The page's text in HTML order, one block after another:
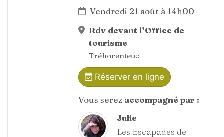
Vendredi 21 août à 14h00
Rdv devant l’Office de
tourisme
Tréhorenteuc
Réserver en ligne
Vous serez accompagné par :
Julie
Les Escapades de